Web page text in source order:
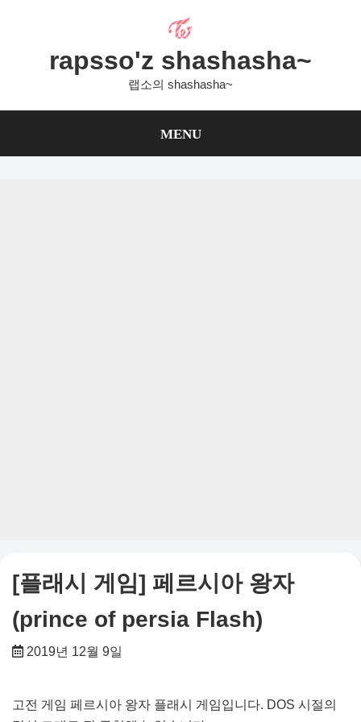
rapsso'z shashasha~
랩소의 shashasha~
MENU
[플래시 게임] 페르시아 왕자
(prince of persia Flash)
2019년 12월 9일
고전 게임 페르시아 왕자 플래시 게임입니다. DOS 시절의